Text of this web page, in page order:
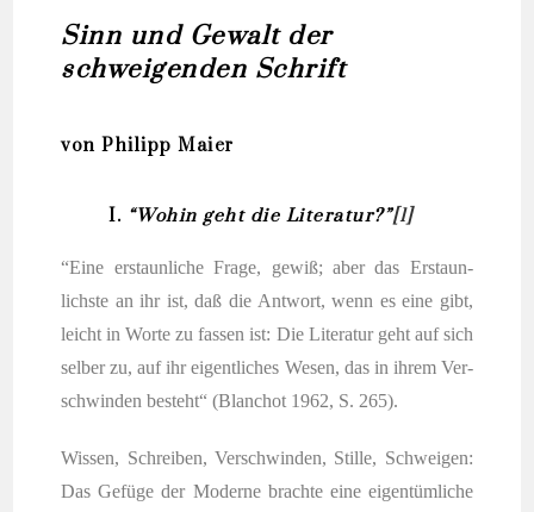
Sinn und Gewalt der
schweigenden Schrift
von Philipp Maier
I. “Wohin geht die Literatur?”[1]
“Eine erstaun­li­che Fra­ge, gewiß; aber das Erstaun­
lichs­te an ihr ist, daß die Ant­wort, wenn es eine gibt,
leicht in Wor­te zu fas­sen ist: Die Lite­ra­tur geht auf sich
sel­ber zu, auf ihr eigent­li­ches Wesen, das in ihrem Ver­
schwin­den besteht“ (Blan­chot 1962, S. 265).
Wis­sen, Schrei­ben, Ver­schwin­den, Stil­le, Schwei­gen:
Das Gefü­ge der Moder­ne brach­te eine eigen­tüm­li­che